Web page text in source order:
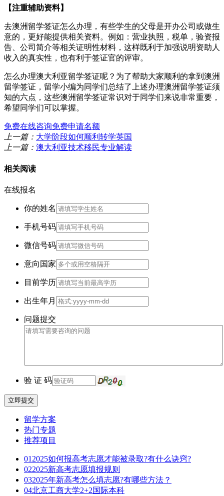
【注重辅助资料】
去澳洲留学签证怎么办理，有些学生的父母是开办公司或做生
意的，更好能提供相关资料。例如：营业执照，税单，验资报
告、公司简介等相关证明性材料，这样既利于加强说明资助人
收入的真实性，也有利于签证官的评审。
怎么办理澳大利亚留学签证呢？为了帮助大家顺利的拿到澳洲
留学签证，留学小编为同学们总结了上述办理澳洲留学签证须
知的六点，这些澳洲留学签证常识对于同学们来说非常重要，
希望同学们可以掌握。
免费在线咨询免费申请名额
上一篇： 大学阶段如何顺利转学英国
上一篇： 澳大利亚技术移民专业解读
相关阅读
在线报名
你的姓名
手机号码
微信号码
意向国家
目前学历
出生年月
问题提交
验 证 码
立即提交
留学方案
热门专题
推荐项目
01 2025如何报高考志愿才能被录取?有什么诀窍?
022025新高考志愿填报规则
032025年新高考怎么填志愿?有哪些方法？
04北京工商大学2+2国际本科